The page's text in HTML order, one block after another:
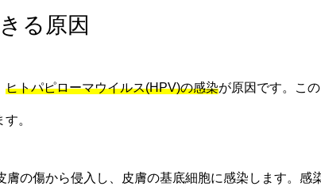
る原因
ヒトパピローマウイルス(HPV)の感染が原因です。こ
。
膚の傷から侵入し、皮膚の基底細胞に感染します。感